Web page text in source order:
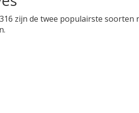
zijn de twee populairste soorten